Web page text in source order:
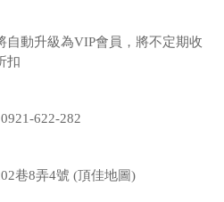
自動升級為VIP會員，將不定期收
扣
622-282
巷8弄4號 (頂佳地圖)